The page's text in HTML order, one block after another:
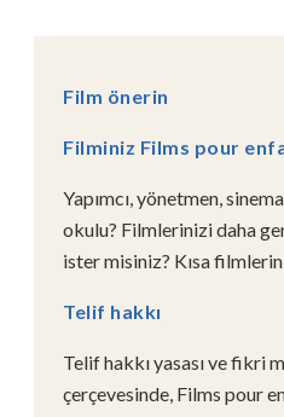
Film önerin
Filminiz Films pour
Yapımcı, yönetmen,
okulu? Filmlerinizi daha
ister misiniz? Kısa
Telif hakkı
Telif hakkı yasası ve fikri
çerçevesinde, Films pour